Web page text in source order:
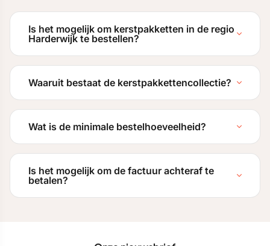
Is het mogelijk om kerstpakketten in de regio
Harderwijk te bestellen?
Waaruit bestaat de kerstpakkettencollectie?
Wat is de minimale bestelhoeveelheid?
Is het mogelijk om de factuur achteraf te
betalen?